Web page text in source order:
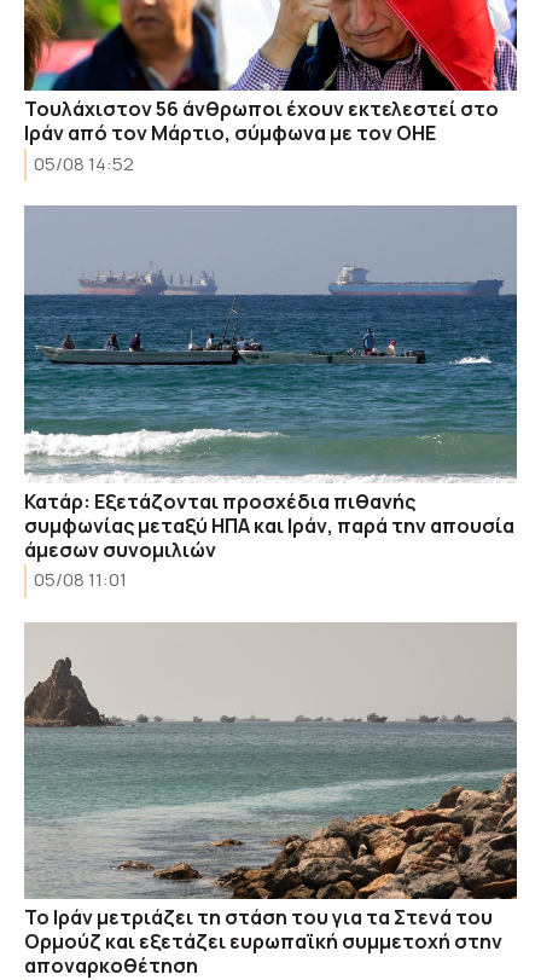
Τουλάχιστον 56 άνθρωποι έχουν εκτελεστεί στο
Ιράν από τον Μάρτιο, σύμφωνα με τον ΟΗΕ
05/08 14:52
Κατάρ: Εξετάζονται προσχέδια πιθανής
συμφωνίας μεταξύ ΗΠΑ και Ιράν, παρά την απουσία
άμεσων συνομιλιών
05/08 11:01
Το Ιράν μετριάζει τη στάση του για τα Στενά του
Ορμούζ και εξετάζει ευρωπαϊκή συμμετοχή στην
αποναρκοθέτηση